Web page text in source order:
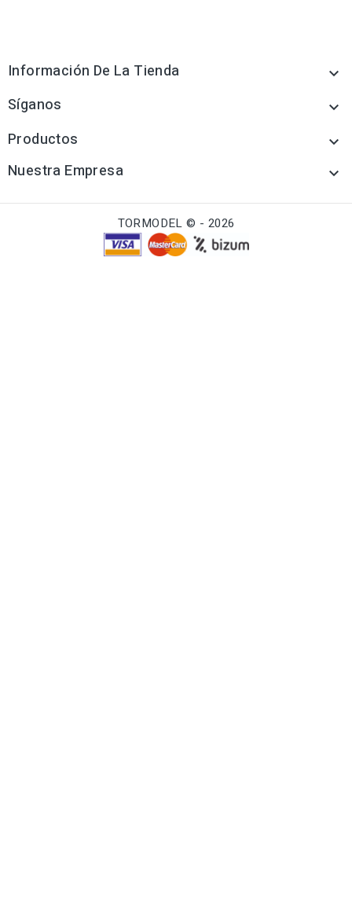
Información De La Tienda 
Síganos 
Productos 
Nuestra Empresa 
TORMODEL © - 2026